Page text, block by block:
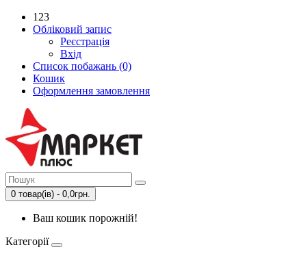
123
Обліковий запис
Реєстрація
Вхід
Список побажань (0)
Кошик
Оформлення замовлення
0 товар(ів) - 0,0грн.
Ваш кошик порожній!
Категорії